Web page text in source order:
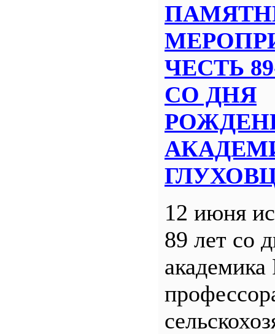
ЧЕСТЬ
СО ДНЯ
12 июня
89 лет со